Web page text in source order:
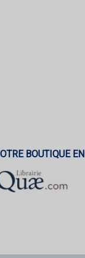
BOUTIQUE